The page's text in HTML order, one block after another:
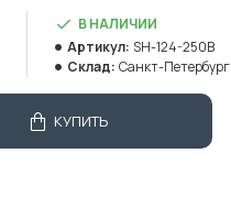
В НАЛИЧИИ
Артикул: SH-124-250B
Склад: Санкт-Петербург
КУПИТЬ